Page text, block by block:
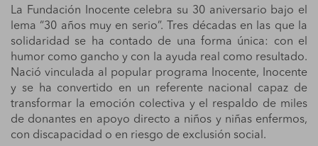
La Fundación Inocentecelebra su 30 aniversario bajo el
lema “30 años muy en serio”. Tres décadas en las que la
solidaridad se ha contado de una forma única: con el
humor como gancho y con la ayuda real como resultado.
Nació vinculada al popular programa Inocente, Inocente
y se ha convertido en un referente nacional capaz de
transformar la emoción colectiva y el respaldo de miles
de donantes en apoyo directo a niños y niñas enfermos,
con discapacidad o en riesgo de exclusión social.